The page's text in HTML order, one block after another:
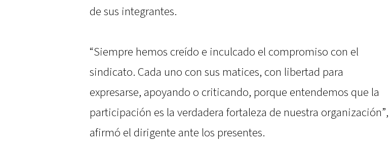
de sus integrantes.
“Siempre hemos creído e inculcado el compromiso con el
sindicato. Cada uno con sus matices, con libertad para
expresarse, apoyando o criticando, porque entendemos que la
participación es la verdadera fortaleza de nuestra organización”,
afirmó el dirigente ante los presentes.